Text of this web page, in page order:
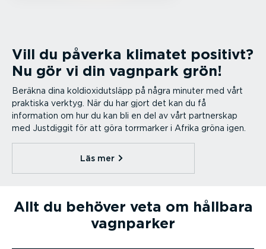
Vill du påverka klimatet positivt?
Nu gör vi din vagnpark grön!
Beräkna dina koldi­ox­id­ut­släpp på några minuter med vårt
praktiska verktyg.
När du har gjort det kan du få
information om hur du kan bli en del av vårt partnerskap
med Justdiggit för att göra torrmarker i Afrika gröna igen.
Läs mer⁠
Allt du behöver veta om hållbara
vagnparker